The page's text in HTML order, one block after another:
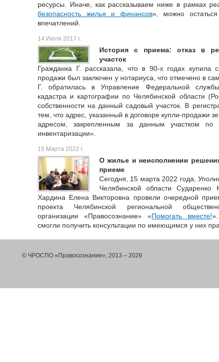
ресурсы. Иначе, как рассказываем ниже в рамках
безопасность жилья и финансов», можно
впечатлений.
14 Июля 2017 г.
История с приема: отказ в
участок
Гражданка Г. рассказала, что в 90-х годах купила
продажи был заключен у нотариуса, что отмечено в
Г. обратилась в Управление Федеральной службы
кадастра и картографии по Челябинской области
собственности на данный садовый участок. В
тем, что адрес, указанный в договоре купли-продажи
адресом, закрепленным за данным участком по
инвентаризации».
15 Марта 2022 г.
О жилье и неисполнении
приеме
Сегодня, 15 марта 2022 года,
Челябинской области
Хардина Елена Викторовна провели очередной
проекта Челябинской региональной
организации «Правосознание» «Помогать вместе!
смогли получить консультации по имеющимся у них
© ЧРОСПО «Правосознание», 2013 – 2026